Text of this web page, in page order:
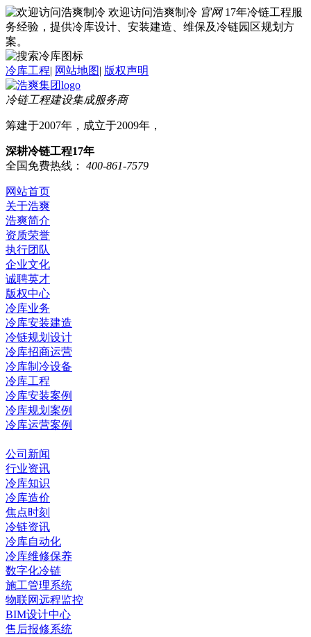
欢迎访问浩爽制冷 官网 17年冷链工程服
务经验，提供冷库设计、安装建造、维保及冷链园区规划方
案。
冷库工程| 网站地图| 版权声明
冷链工程建设集成服务商
筹建于2007年，成立于2009年，
深耕冷链工程17年
全国免费热线：
400-861-7579
网站首页
关于浩爽
浩爽简介
资质荣誉
执行团队
企业文化
诚聘英才
版权中心
冷库业务
冷库安装建造
冷链规划设计
冷库招商运营
冷库制冷设备
冷库工程
冷库安装案例
冷库规划案例
冷库运营案例
公司新闻
行业资讯
冷库知识
冷库造价
焦点时刻
冷链资讯
冷库自动化
冷库维修保养
数字化冷链
施工管理系统
物联网远程监控
BIM设计中心
售后报修系统